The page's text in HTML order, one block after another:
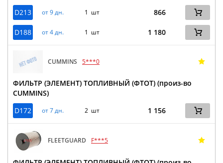
D213
от 9 дн. 1 шт 866
D188 от 4 дн. 1 шт 1 180
CUMMINS 5***0
ФИЛЬТР (ЭЛЕМЕНТ) ТОПЛИВНЫЙ (ФТОТ) (произ-во
CUMMINS)
D172
от 7 дн. 2 шт 1 156
FLEETGUARD F***5